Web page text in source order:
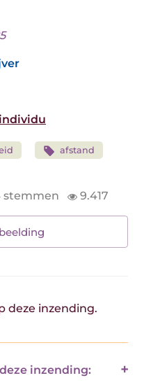
individu
afstand
stemmen 9.417
deze inzending.
inzending: